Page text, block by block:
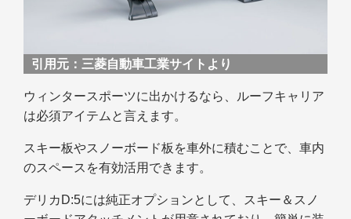
引用元： 三菱自動車工業サイトより
ウィンタースポーツに出かけるなら、ルーフキャリア
は必須アイテムと言えます。
スキー板やスノーボード板を車外に積むことで、車内
のスペースを有効活用できます。
デリカD:5には純正オプションとして、スキー＆スノ